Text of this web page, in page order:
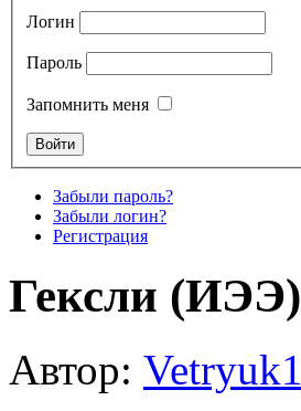
Логин
Пароль
Запомнить меня
Забыли пароль?
Забыли логин?
Регистрация
Гексли (ИЭЭ)
Автор: Vetryuk1